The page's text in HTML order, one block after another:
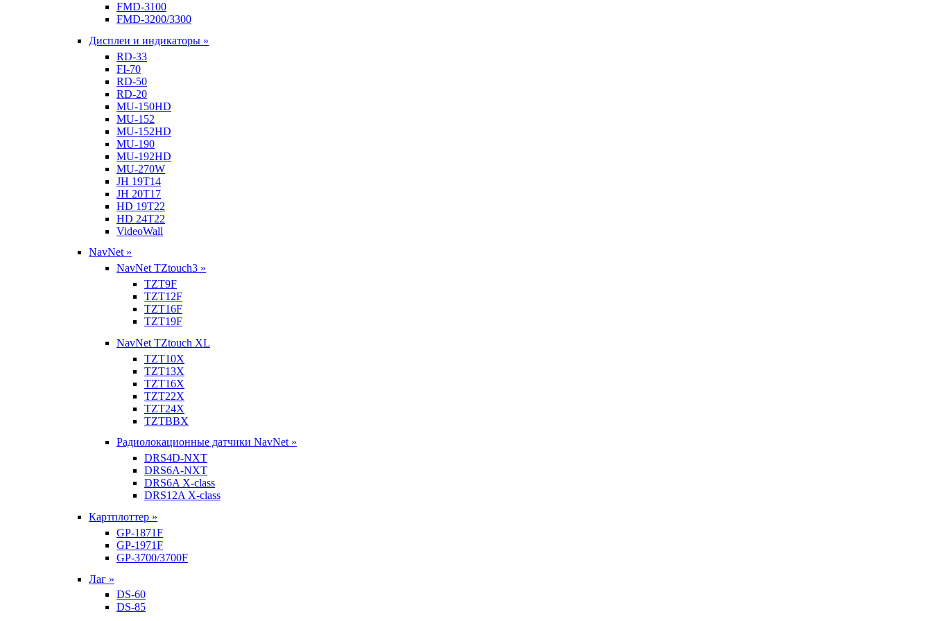
FMD-3100
FMD-3200/3300
Дисплеи и индикаторы »
RD-33
FI-70
RD-50
RD-20
MU-150HD
MU-152
MU-152HD
MU-190
MU-192HD
MU-270W
JH 19T14
JH 20T17
HD 19T22
HD 24T22
VideoWall
NavNet »
NavNet TZtouch3 »
TZT9F
TZT12F
TZT16F
TZT19F
NavNet TZtouch XL
TZT10X
TZT13X
TZT16X
TZT22X
TZT24X
TZTBBX
Радиолокационные датчики NavNet »
DRS4D-NXT
DRS6A-NXT
DRS6A X-class
DRS12A X-class
Картплоттер »
GP-1871F
GP-1971F
GP-3700/3700F
Лаг »
DS-60
DS-85